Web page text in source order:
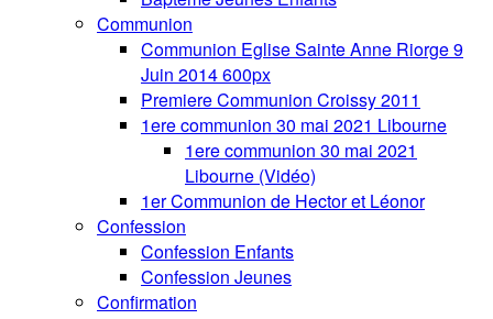
Communion
Communion Eglise Sainte Anne Riorge 9
Juin 2014 600px
Premiere Communion Croissy 2011
1ere communion 30 mai 2021 Libourne
1ere communion 30 mai 2021
Libourne (Vidéo)
1er Communion de Hector et Léonor
Confession
Confession Enfants
Confession Jeunes
Confirmation